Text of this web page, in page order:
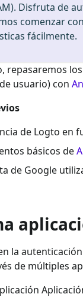
Disfruta de
comenzar
fácilmente.
repasaremos
usuario) con
de Logto en
básicos de
de Google
la
de múltiples